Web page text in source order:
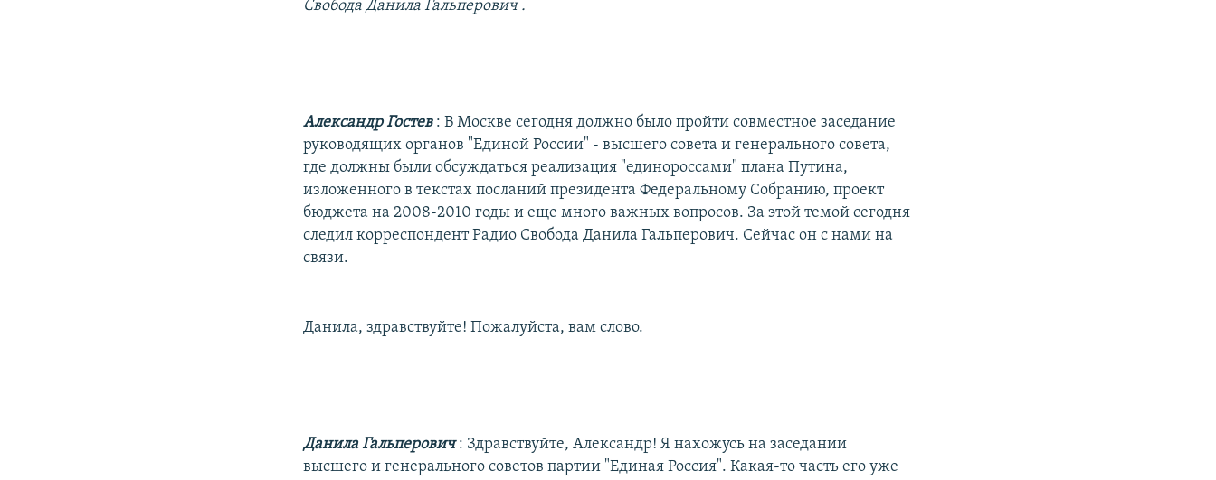
Свобода Данила Гальперович .
Александр Гостев : В Москве сегодня должно было пройти совместное заседание
руководящих органов "Единой России" - высшего совета и генерального совета,
где должны были обсуждаться реализация "единороссами" плана Путина,
изложенного в текстах посланий президента Федеральному Собранию, проект
бюджета на 2008-2010 годы и еще много важных вопросов. За этой темой сегодня
следил корреспондент Радио Свобода Данила Гальперович. Сейчас он с нами на
связи.
Данила, здравствуйте! Пожалуйста, вам слово.
Данила Гальперович: Здравствуйте, Александр! Я нахожусь на заседании
высшего и генерального советов партии "Единая Россия". Какая-то часть его уже